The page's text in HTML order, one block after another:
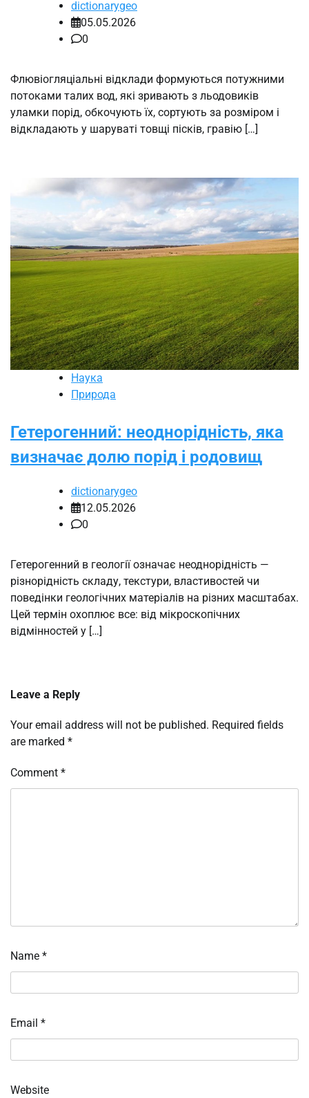
dictionarygeo
05.05.2026
0
Флювіогляціальні відклади формуються потужними
потоками талих вод, які зривають з льодовиків
уламки порід, обкочують їх, сортують за розміром і
відкладають у шаруваті товщі пісків, гравію […]
Наука
Природа
Гетерогенний: неоднорідність, яка
визначає долю порід і родовищ
dictionarygeo
12.05.2026
0
Гетерогенний в геології означає неоднорідність —
різнорідність складу, текстури, властивостей чи
поведінки геологічних матеріалів на різних масштабах.
Цей термін охоплює все: від мікроскопічних
відмінностей у […]
Leave a Reply
Your email address will not be published. Required fields
are marked *
Comment *
Name *
Email *
Website